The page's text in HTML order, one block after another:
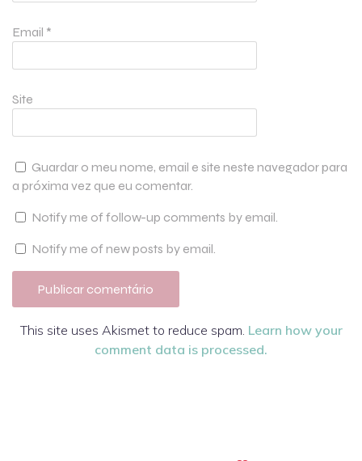
Email *
Site
Guardar o meu nome, email e site neste navegador para
a próxima vez que eu comentar.
Notify me of follow-up comments by email.
Notify me of new posts by email.
This site uses Akismet to reduce spam. Learn how your
comment data is processed.